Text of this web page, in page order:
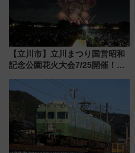
【立川市】立川まつり国営昭和
記念公園花火大会7/25開催！
混雑に要注意、その理由は